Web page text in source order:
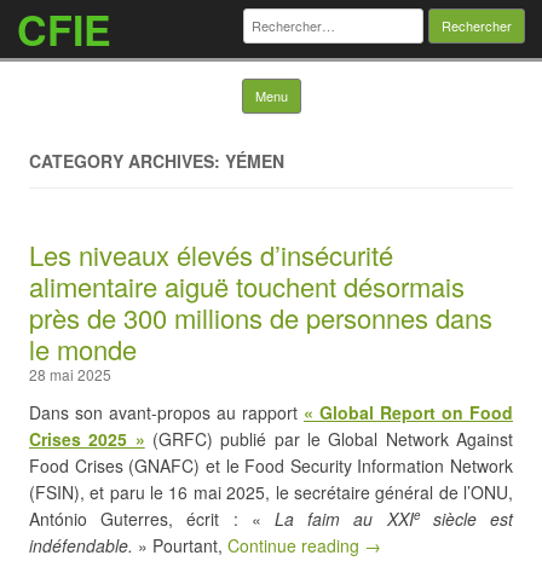
CFIE Rechercher :
Menu Skip to content
CATEGORY ARCHIVES: YÉMEN
Les niveaux élevés d’insécurité
alimentaire aiguë touchent désormais
près de 300 millions de personnes dans
le monde
28 mai 2025
Dans son avant-propos au rapport « Global Report on Food
Crises 2025 » (GRFC) publié par le Global Network Against
Food Crises (GNAFC) et le Food Security Information Network
(FSIN), et paru le 16 mai 2025, le secrétaire général de l’ONU,
António Guterres, écrit : « La faim au XXIesiècle est
indéfendable. » Pourtant, Continue reading →